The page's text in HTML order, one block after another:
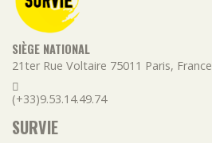
SIÈGE NATIONAL
21ter Rue Voltaire 75011 Paris, France
(+33)9.53.14.49.74
SURVIE